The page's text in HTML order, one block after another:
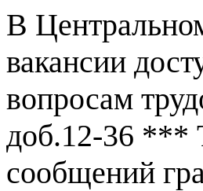
В
вакансии
вопросам
доб.12-36 ***
сообщений